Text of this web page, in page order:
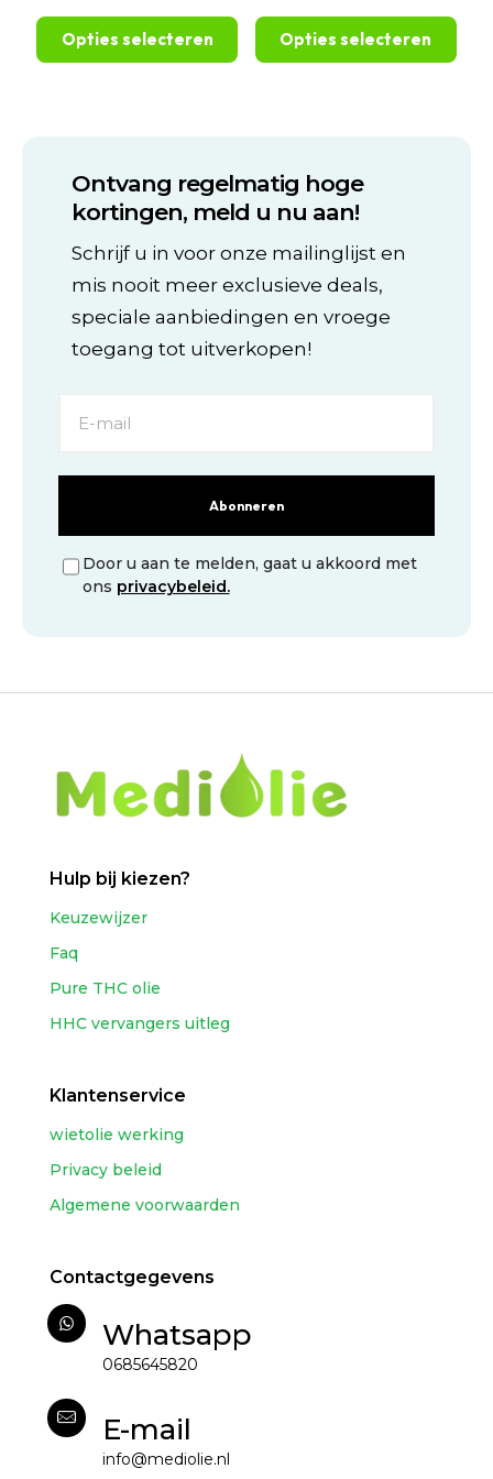
€249,99
Opties selecteren
Deze
optie
gekozen
productpagina
€234,99
Opties selecteren
Deze
optie
kan
gekozen
op
de
productpagina
Ontvang regelmatig hoge
kortingen, meld u nu aan!
Schrijf u in voor onze mailinglijst en
mis nooit meer exclusieve deals,
speciale aanbiedingen en vroege
toegang tot uitverkopen!
Abonneren
Door u aan te melden, gaat u akkoord met
ons privacybeleid.
Hulp bij kiezen?
Keuzewijzer
Faq
Pure THC olie
HHC vervangers uitleg
Klantenservice
wietolie werking
Privacy beleid
Algemene voorwaarden
Contactgegevens
Whatsapp
0685645820
E-mail
info@mediolie.nl